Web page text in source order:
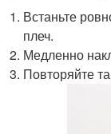
Встаньте
плеч.
Медленно
Повторяйте